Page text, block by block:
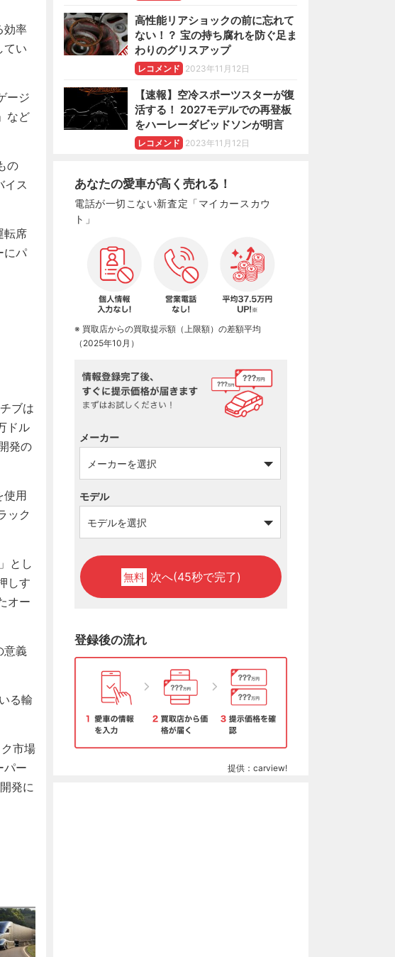
効率
てい
ージ
など
の
イス
転席
にパ
ブは
ドル
発の
使用
ック
とし
しす
オー
意義
る輸
市場
パー
発に
高性能リアショックの前に忘れて
ない！？ 宝の持ち腐れを防ぐ足ま
わりのグリスアップ
レコメンド 2023年11月12日
【速報】空冷スポーツスターが復
活する！ 2027モデルでの再登板
をハーレーダビッドソンが明言
レコメンド 2023年11月12日
あなたの愛車が高く売れる！
電話が一切こない新査定「マイカースカウ
ト」
※ 買取店からの買取提示額（上限額）の差額平均
（2025年10月）
メーカー
モデル
無料 次へ(45秒で完了)
登録後の流れ
提供：carview!